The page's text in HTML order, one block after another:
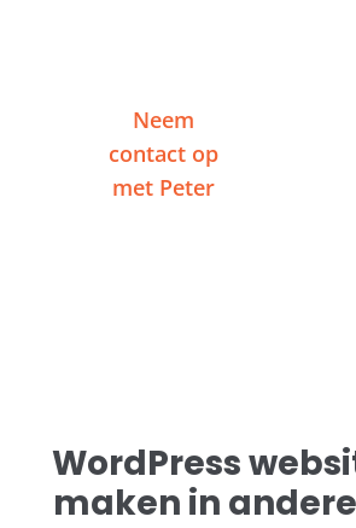
Neem
contact op
met Peter
WordPress
maken in